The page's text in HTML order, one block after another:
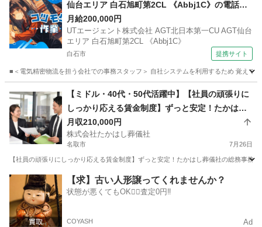
仙台エリア 白石旭町第2CL 《Abbj1C》の電話対
応・データ入力・資料作成 【夕方】
月給200,000円
UTエージェント株式会社 AGT北日本第一CU AGT仙台
エリア 白石旭町第2CL 《Abbj1C》
白石市 提携サイト
■＜電気精密物流を担う会社での事務スタッフ＞ 自社システムを利用するため 覚えて
一般事務
【ミドル・40代・50代活躍中】【社員の頑張りに
しっかり応える賃金制度】ずっと安定！たかはし
葬儀社の総務事務スタッフ 宮城県名取市(名取)一
般事務・営業事務・アシスタント
月収210,000円
株式会社たかはし葬儀社
名取市 7月26日
【社員の頑張りにしっかり応える賃金制度】ずっと安定！たかはし葬儀社の総務事
宮城 名取市 総務
【求】古い人形譲ってくれませんか？
状態が悪くてもOK🙆‍♀️査定0円‼️
COYASH Ad